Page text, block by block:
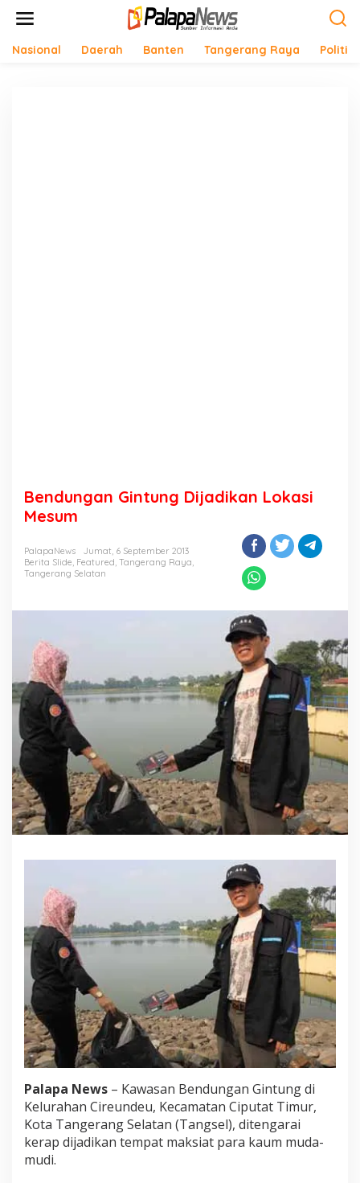
Nasional Daerah Banten Tangerang Raya Politik
Bendungan Gintung Dijadikan Lokasi
Mesum
PalapaNews
Jumat, 6 September 2013
Berita Slide, Featured, Tangerang Raya,
Tangerang Selatan
Palapa News – Kawasan Bendungan Gintung di
Kelurahan Cireundeu, Kecamatan Ciputat Timur,
Kota Tangerang Selatan (Tangsel), ditengarai
kerap dijadikan tempat maksiat para kaum muda-
mudi.